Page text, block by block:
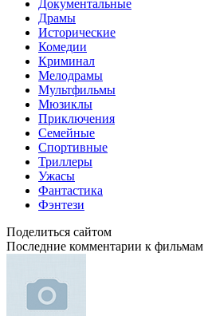
Документальные
Драмы
Исторические
Комедии
Криминал
Мелодрамы
Мультфильмы
Мюзиклы
Приключения
Семейные
Спортивные
Триллеры
Ужасы
Фантастика
Фэнтези
Поделиться сайтом
Последние комментарии к фильмам